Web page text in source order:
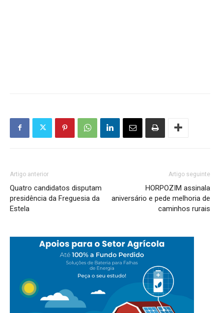
Artigo anterior
Quatro candidatos disputam
presidência da Freguesia da
Estela
Artigo seguinte
HORPOZIM assinala
aniversário e pede melhoria de
caminhos rurais